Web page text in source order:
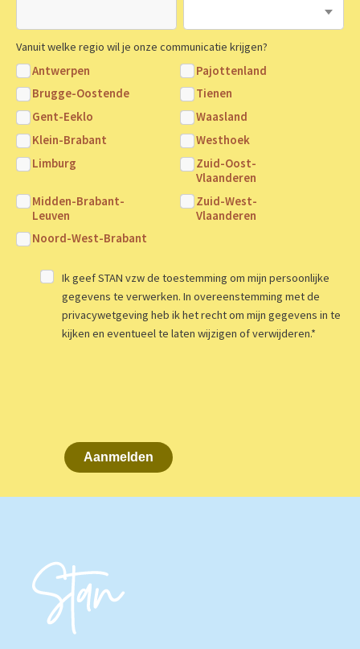
Vanuit welke regio wil je onze communicatie krijgen?
Antwerpen
Pajottenland
Brugge-Oostende
Tienen
Gent-Eeklo
Waasland
Klein-Brabant
Westhoek
Limburg
Zuid-Oost-
Vlaanderen
Midden-Brabant-
Leuven
Zuid-West-
Vlaanderen
Noord-West-Brabant
Ik geef STAN vzw de toestemming om mijn persoonlijke
gegevens te verwerken. In overeenstemming met de
privacywetgeving heb ik het recht om mijn gegevens in te
kijken en eventueel te laten wijzigen of verwijderen.*
Aanmelden